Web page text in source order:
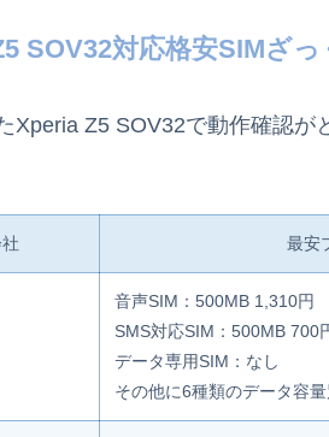
SOV32対応格安SIMざ
Xperia Z5 SOV32で動作確認
最安
音声SIM：500MB 1,310円
SMS対応SIM：500MB 700
データ専用SIM：なし
その他に6種類のデータ容